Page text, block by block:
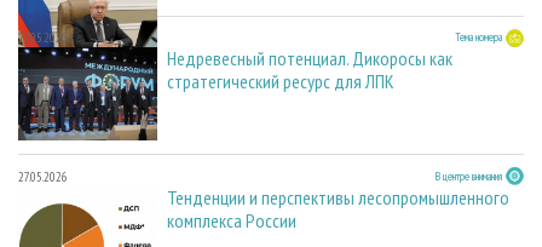
27.05.2026 Тема номера
Недревесный потенциал. Дикоросы как
стратегический ресурс для ЛПК
27.05.2026 В центре внимания
Тенденции и перспективы лесопромышленного
комплекса России